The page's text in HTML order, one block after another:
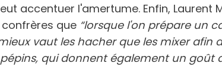
accentuer l'amertume. Enfin, Laurent
que “lorsque l'on prépare un
vaut les hacher que les mixer afin
qui donnent également un goût